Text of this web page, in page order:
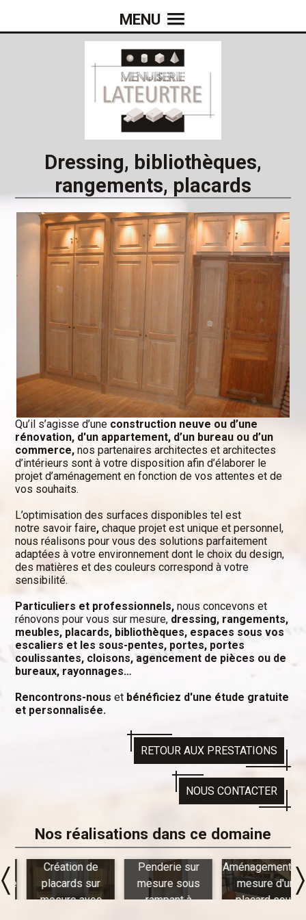
MENU
Dressing, bibliothèques,
rangements, placards
Qu’il s’agisse d’une construction neuve ou d’une
rénovation, d'un appartement, d’un bureau ou d’un
commerce, nos partenaires architectes et architectes
d’intérieurs sont à votre disposition afin d’élaborer le
projet d’aménagement en fonction de vos attentes et de
vos souhaits.
L’optimisation des surfaces disponibles tel est
notre savoir faire, chaque projet est unique et personnel,
nous réalisons pour vous des solutions parfaitement
adaptées à votre environnement dont le choix du design,
des matières et des couleurs correspond à votre
sensibilité.
Particuliers et professionnels, nous concevons et
rénovons pour vous sur mesure, dressing, rangements,
meubles, placards, bibliothèques, espaces sous vos
escaliers et les sous-pentes, portes, portes
coulissantes, cloisons, agencement de pièces ou de
bureaux, rayonnages…
Rencontrons-nous et bénéficiez d'une étude gratuite
et personnalisée.
RETOUR AUX PRESTATIONS
NOUS CONTACTER
Nos réalisations dans ce domaine
Création de
placards sur
mesure avec
Penderie sur
mesure sous
rampant à
Aménagement sur
mesure d'un
placard sous